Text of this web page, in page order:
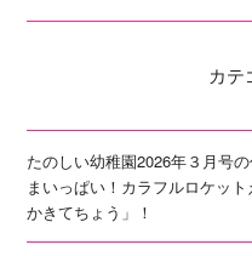
カテ
たのしい幼稚園2026年３月号
まいっぱい！カラフルロケッ
かきてちょう」！